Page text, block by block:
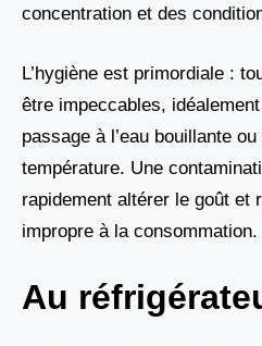
concentration et des
L’hygiène est primordiale :
être impeccables,
passage à l’eau bouillante
température. Une
rapidement altérer le goût et
impropre à la consommation.
Au